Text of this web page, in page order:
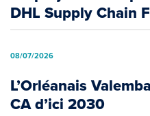
DHL Supply Chain
08/07/2026
L’Orléanais
CA d’ici 2030